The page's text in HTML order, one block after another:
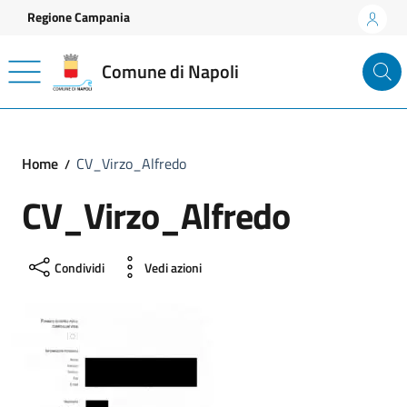
Vai ai contenuti
Vai al footer
Regione Campania
Comune di Napoli
Home CV_Virzo_Alfredo
CV_Virzo_Alfredo
Condividi Vedi azioni